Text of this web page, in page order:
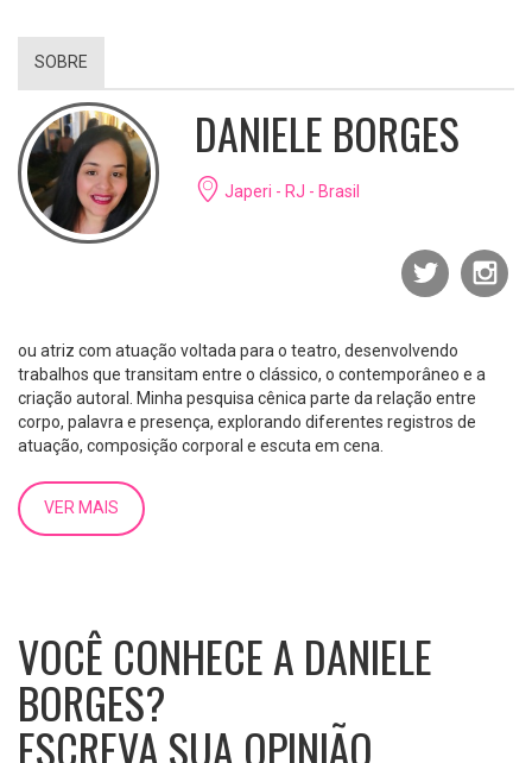
SOBRE
DANIELE BORGES
Japeri - RJ - Brasil
ou atriz com atuação voltada para o teatro, desenvolvendo
trabalhos que transitam entre o clássico, o contemporâneo e a
criação autoral. Minha pesquisa cênica parte da relação entre
corpo, palavra e presença, explorando diferentes registros de
atuação, composição corporal e escuta em cena.
Em 2024, participei das montagens
policial, eHistória de Perri
ampliaram minha experiência em cena coletiva, investigação de
Pão com tudo dentro
que exigiu síntese cênica, precisão de ações e clareza
dramatúrgica em formato curto. No mesmo ano, estive em cena
no espetáculo autoral
personagemEsquecimento, um trabalho de investigação artística
que aborda identidade, lembrança e apagamentos históricos,
VER MAIS
VOCÊ CONHECE A DANIELE
BORGES?
ESCREVA SUA OPINIÃO